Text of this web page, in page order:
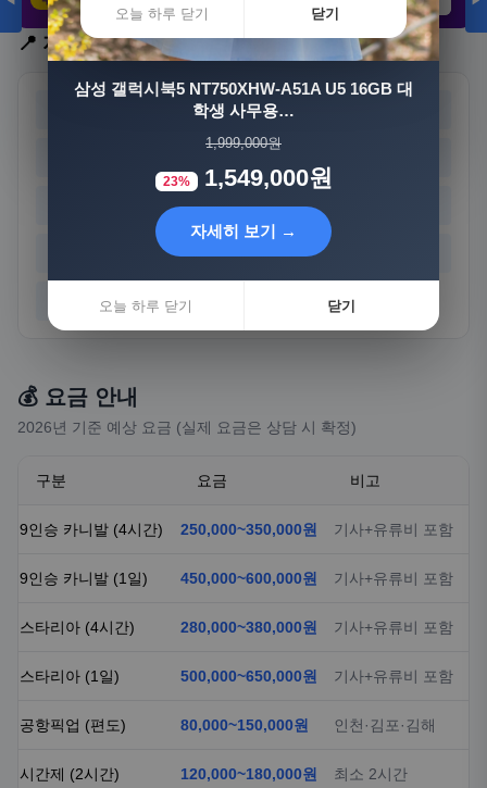
3,308원 8,892원
📍 지역 선택
부산
강원 충북
전남 경북
💰 요금 안내
2026년 기준 예상 요금 (실제 요금은 상담 시 확정)
구분 요금 비고
9인승 카니발 (4시간) 250,000~350,000원 기사+유류비 포함
9인승 카니발 (1일) 450,000~600,000원 기사+유류비 포함
스타리아 (4시간) 280,000~380,000원 기사+유류비 포함
스타리아 (1일) 500,000~650,000원 기사+유류비 포함
공항픽업 (편도) 80,000~150,000원 인천·김포·김해
시간제 (2시간) 120,000~180,000원 최소 2시간
오늘 하루 닫기 닫기
삼성 갤럭시북5 NT750XHW-A51A U5 16GB 대
학생 사무용…
1,999,000원
23% 1,549,000원
자세히 보기 →
오늘 하루 닫기 닫기